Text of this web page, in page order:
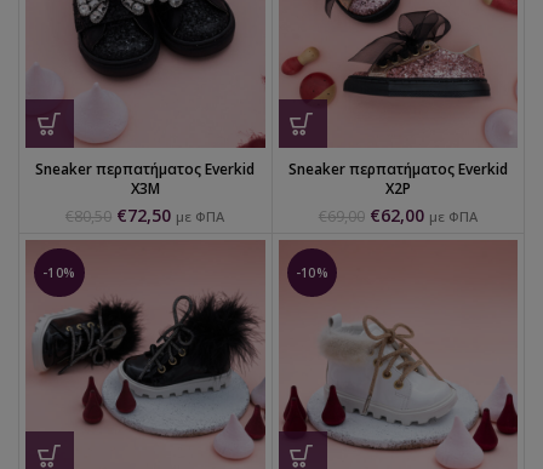
Sneaker περπατήματος Everkid
X3M
€80,50 €72,50 με ΦΠΑ
Sneaker περπατήματος Everkid
X2P
€69,00 €62,00 με ΦΠΑ
-10% -10%